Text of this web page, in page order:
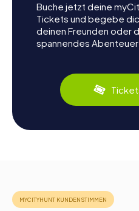
Buche jetzt deine
Tickets und begebe
deinen Freunden oder
spannendes